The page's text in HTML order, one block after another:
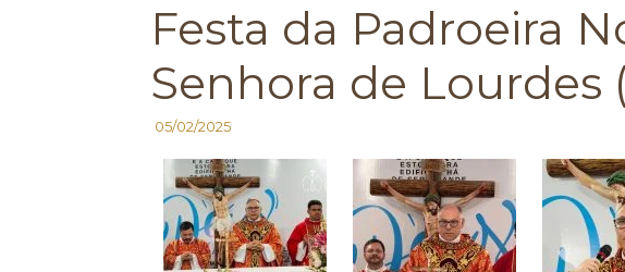
Festa da Padroeira
Senhora de Lourdes
05/02/2025